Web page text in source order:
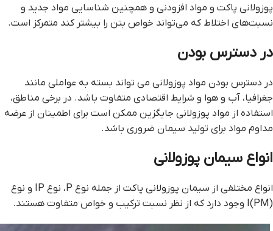
پوزولانی پاکت و مواد افزودنی و همچنین شناسایی مواد جدید و
نسبت‌های اختلاط که می‌تواند خواص بتن را بیشتر کند متمرکز است.
در دسترس بودن
در دسترس بودن مواد پوزولانی می تواند بسته به عواملی مانند
جغرافیا، آب و هوا و شرایط اقتصادی متفاوت باشد. در برخی مناطق،
استفاده از مواد پوزولانی جایگزین ممکن است برای اطمینان از عرضه
مداوم مواد برای تولید سیمان ضروری باشد.
انواع سیمان پوزولانی
انواع مختلفی از سیمان پوزولانی پاکت از جمله نوع P، نوع IP و نوع
I(PM) وجود دارد که از نظر نسبت ترکیب و خواص متفاوت هستند.